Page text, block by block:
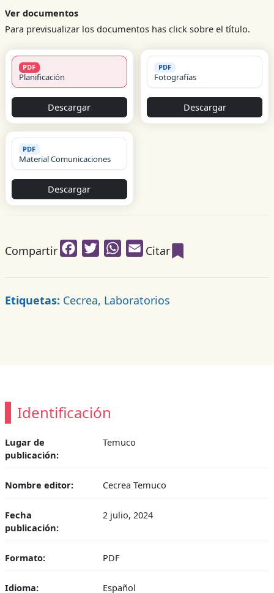
Ver documentos
Para previsualizar los documentos has click sobre el título.
PDF
Planificación
Descargar
PDF
Fotografías
Descargar
PDF
Material Comunicaciones
Descargar
Compartir FacebookTwitterWhatsApp
Email
Citar
Etiquetas: Cecrea, Laboratorios
Identificación
Lugar de
publicación:
Temuco
Nombre editor: Cecrea Temuco
Fecha
publicación:
2 julio, 2024
Formato: PDF
Idioma: Español